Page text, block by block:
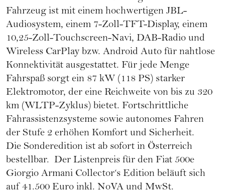
Fahrzeug ist mit einem hochwertigen JBL-
Audiosystem, einem 7-Zoll-TFT-Display, einem
10,25-Zoll-Touchscreen-Navi, DAB-Radio und
Wireless CarPlay bzw. Android Auto für nahtlose
Konnektivität ausgestattet. Für jede Menge
Fahrspaß sorgt ein 87 kW (118 PS) starker
Elektromotor, der eine Reichweite von bis zu 320
km (WLTP-Zyklus) bietet. Fortschrittliche
Fahrassistenzsysteme sowie autonomes Fahren
der Stufe 2 erhöhen Komfort und Sicherheit.
Die Sonderedition ist ab sofort in Österreich
bestellbar. Der Listenpreis für den Fiat 500e
Giorgio Armani Collector‘s Edition beläuft sich
auf 41.500 Euro inkl. NoVA und MwSt.